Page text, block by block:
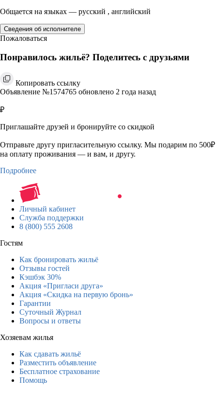
Общается на языках — русский , английский
Сведения об исполнителе
Пожаловаться
Понравилось жильё? Поделитесь с друзьями
Копировать ссылку
Объявление №1574765 обновлено 2 года назад
₽
Приглашайте друзей и бронируйте со скидкой
Отправьте другу пригласительную ссылку. Мы подарим по 500₽
на оплату проживания — и вам, и другу.
Подробнее
Личный кабинет
Служба поддержки
8 (800) 555 2608
Гостям
Как бронировать жильё
Отзывы гостей
Кэшбэк 30%
Акция «Пригласи друга»
Акция «Скидка на первую бронь»
Гарантии
Суточный Журнал
Вопросы и ответы
Хозяевам жилья
Как сдавать жильё
Разместить объявление
Бесплатное страхование
Помощь